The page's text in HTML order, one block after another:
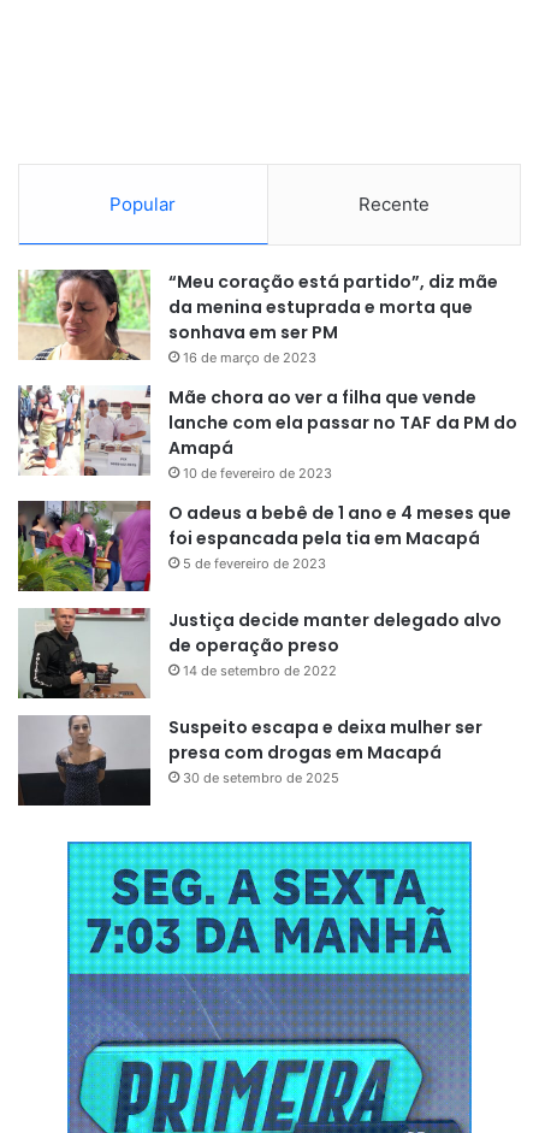
Popular Recente
“Meu coração está partido”, diz mãe
da menina estuprada e morta que
sonhava em ser PM
16 de março de 2023
Mãe chora ao ver a filha que vende
lanche com ela passar no TAF da PM do
Amapá
10 de fevereiro de 2023
O adeus a bebê de 1 ano e 4 meses que
foi espancada pela tia em Macapá
5 de fevereiro de 2023
Justiça decide manter delegado alvo
de operação preso
14 de setembro de 2022
Suspeito escapa e deixa mulher ser
presa com drogas em Macapá
30 de setembro de 2025